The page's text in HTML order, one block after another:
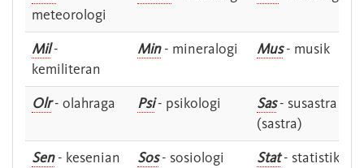
meteorologi
Mil-
kemiliteran
Min- mineralogi Mus- musik
Olr- olahraga Psi- psikologi Sas- susastra -
(sastra)
Sen- kesenian Sos- sosiologi Stat- statistik